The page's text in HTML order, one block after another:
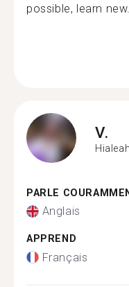
possible, learn
V.
Hialeah
PARLE
Anglais
APPREND
Français